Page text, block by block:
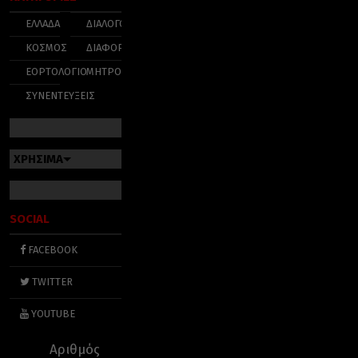
ΕΛΛΑΔΑ
ΚΟΣΜΟΣ
ΕΟΡΤΟΛΟΓΙΟ
ΣΥΝΕΝΤΕΥΞΕΙΣ
ΔΙΑΛΟΓΟΣ
ΔΙΑΦΟΡΑ
ΜΗΤΡΟΠΟΛΕΙΣ
ΧΡΗΣΙΜΑ
SOCIAL
FACEBOOK
TWITTER
YOUTUBE
Αριθμός